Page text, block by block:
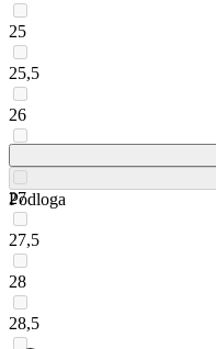
25
25,5
26
27
27,5
28
28,5
Podloga